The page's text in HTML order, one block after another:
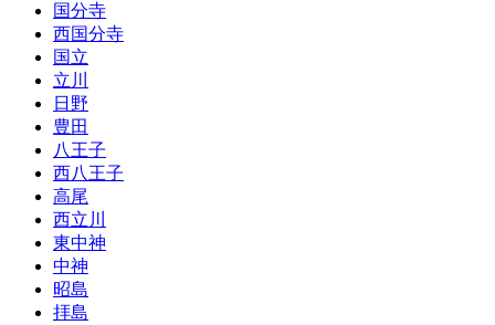
国分寺
西国分寺
国立
立川
日野
豊田
八王子
西八王子
高尾
西立川
東中神
中神
昭島
拝島